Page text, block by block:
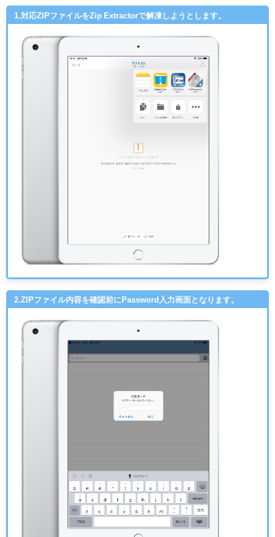
1.対応ZIPファイルをZip Extractorで解凍しようとします。
2.ZIPファイル内容を確認前にPassword入力画面となります。